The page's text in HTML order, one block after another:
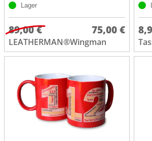
Lager
89,00 € 75,00 €
LEATHERMAN®Wingman